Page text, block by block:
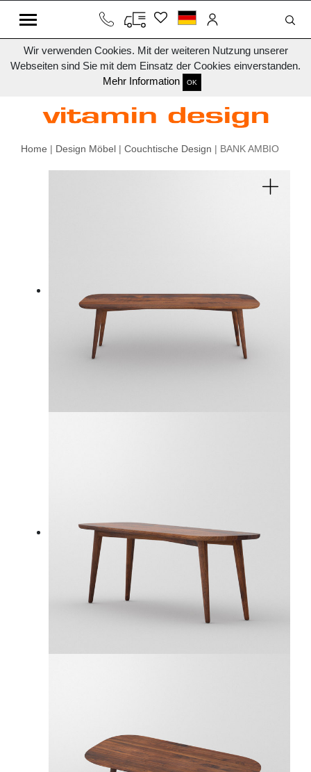
Wir verwenden Cookies. Mit der weiteren Nutzung unserer
Webseiten sind Sie mit dem Einsatz der Cookies einverstanden.
Mehr Information
OK
Home | Design Möbel | Couchtische Design | BANK AMBIO